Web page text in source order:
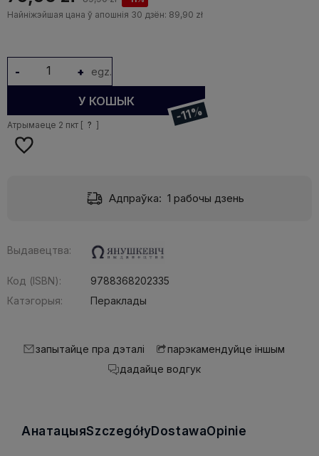
Найніжэйшая цана ў апошнія 30 дзён: 89,90 zł
+
- egz.
У КОШЫК
-11%
Атрымаеце 2 пкт [ ? ]
Адпраўка: 1 рабочы дзень
Выдавецтва:
Код (ISBN):
9788368202335
Катэгорыя:
Пераклады
запытайце пра дэталі
парэкамендуйце іншым
дадайце водгук
АнатацыяSzczegółyDostawaOpinie